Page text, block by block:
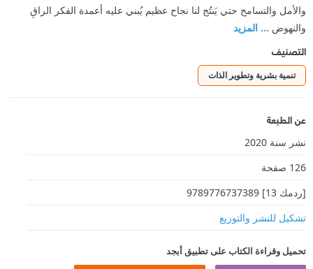
والأمل والتسامح حتي يَنتُج لنا نجاح عظيم يُبني عليه أعمدة الفكر الراقِ
والنهوض ... المزيد
التصنيف
تنمية بشرية وتطوير الذات
عن الطبعة
نشر سنة 2020
126 صفحة
[ردمك 13] 9789776737389
تشكيل للنشر والتوزيع
تحميل وقراءة الكتاب على تطبيق أبجد